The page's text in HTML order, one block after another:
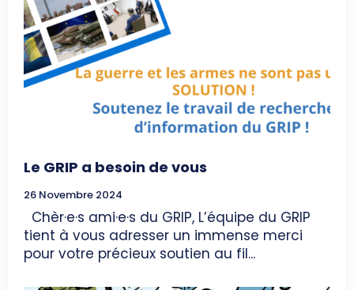
Le GRIP a besoin de vous
26 Novembre 2024
tient à vous adresser un immense merci
pour votre précieux soutien au fil...